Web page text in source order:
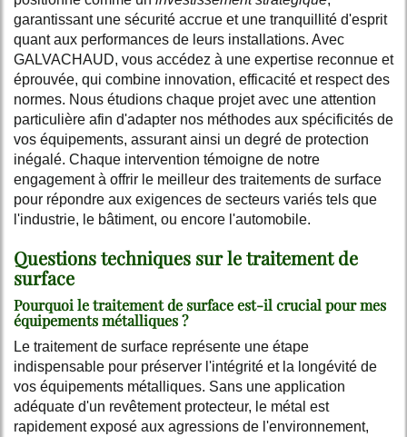
garantissant une sécurité accrue et une tranquillité d'esprit
quant aux performances de leurs installations. Avec
GALVACHAUD, vous accédez à une expertise reconnue et
éprouvée, qui combine innovation, efficacité et respect des
normes. Nous étudions chaque projet avec une attention
particulière afin d'adapter nos méthodes aux spécificités de
vos équipements, assurant ainsi un degré de protection
inégalé. Chaque intervention témoigne de notre
engagement à offrir le meilleur des traitements de surface
pour répondre aux exigences de secteurs variés tels que
l'industrie, le bâtiment, ou encore l'automobile.
Questions techniques sur le traitement de
surface
Pourquoi le traitement de surface est-il crucial pour mes
équipements métalliques ?
Le traitement de surface représente une étape
indispensable pour préserver l'intégrité et la longévité de
vos équipements métalliques. Sans une application
adéquate d'un revêtement protecteur, le métal est
rapidement exposé aux agressions de l'environnement,